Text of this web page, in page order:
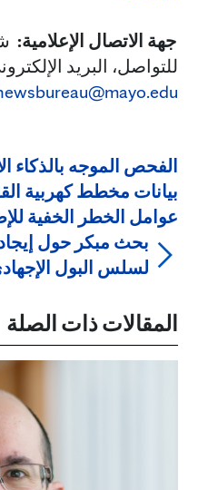
جهة الاتصال الإعلامية:
للتواصل، البريد
الفحص الموجه
بيانات مخطط كهربية
عوامل الخطر الخفية
بحث مبكر حول
لسلس البول
المقالات ذات الصلة